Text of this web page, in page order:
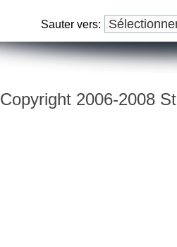
Sauter vers:
Copyright 2006-2008